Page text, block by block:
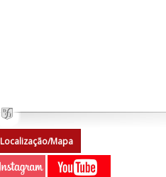
Localização/Mapa